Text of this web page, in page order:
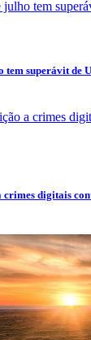
superávit de
crimes digitais